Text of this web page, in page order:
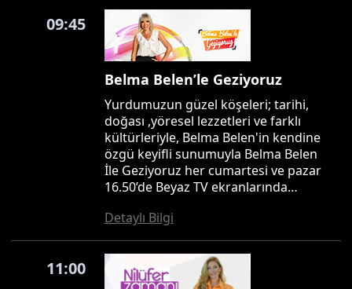
09:45
Belma Belen’le Geziyoruz
Yurdumuzun güzel köşeleri; tarihi,
doğası ,yöresel lezzetleri ve farklı
kültürleriyle, Belma Belen'in kendine
özgü keyifli sunumuyla Belma Belen
İle Geziyoruz her cumartesi ve pazar
16.50’de Beyaz TV ekranlarında…
Detaylı Bilgi
11:00